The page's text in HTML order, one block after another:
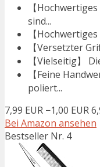
【
sind...
【
【Versetzter
【Vielseitig】
【Feine
poliert...
7,99 EUR −1,00 EUR
Bei Amazon ansehen
Bestseller Nr. 4